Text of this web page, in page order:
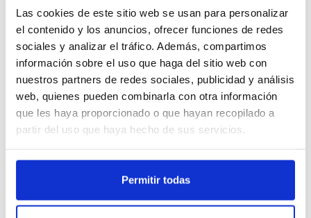
Las cookies de este sitio web se usan para personalizar
el contenido y los anuncios, ofrecer funciones de redes
sociales y analizar el tráfico. Además, compartimos
información sobre el uso que haga del sitio web con
nuestros partners de redes sociales, publicidad y análisis
web, quienes pueden combinarla con otra información
que les haya proporcionado o que hayan recopilado a
partir del uso que haya hecho de sus servicios.
Permitir todas
Pagos 100% Seguros
Descripción
Abrazadera de acero que sirve para unir el final de
"C pequeño".